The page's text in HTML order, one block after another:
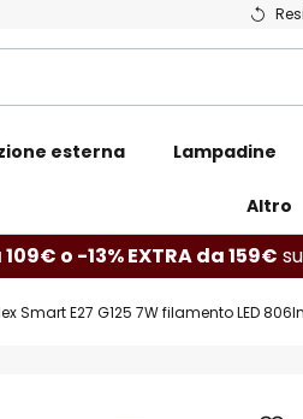
esterna Lampadine
Altro
109€ o -13% EXTRA da 159€
Smart E27 G125 7W filamento LED